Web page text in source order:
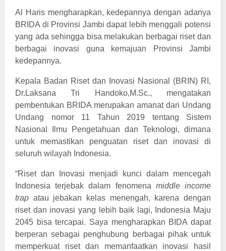
Al Haris mengharapkan, kedepannya dengan adanya
BRIDA di Provinsi Jambi dapat lebih menggali potensi
yang ada sehingga bisa melakukan berbagai riset dan
berbagai inovasi guna kemajuan Provinsi Jambi
kedepannya.
Kepala Badan Riset dan Inovasi Nasional (BRIN) RI,
Dr.Laksana Tri Handoko,M.Sc., mengatakan
pembentukan BRIDA merupakan amanat dari Undang
Undang nomor 11 Tahun 2019 tentang Sistem
Nasional Ilmu Pengetahuan dan Teknologi, dimana
untuk memastikan penguatan riset dan inovasi di
seluruh wilayah Indonesia.
“Riset dan Inovasi menjadi kunci dalam mencegah
Indonesia terjebak dalam fenomena middle income
trap atau jebakan kelas menengah, karena dengan
riset dan inovasi yang lebih baik lagi, Indonesia Maju
2045 bisa tercapai. Saya mengharapkan BIDA dapat
berperan sebagai penghubung berbagai pihak untuk
memperkuat riset dan memanfaatkan inovasi hasil